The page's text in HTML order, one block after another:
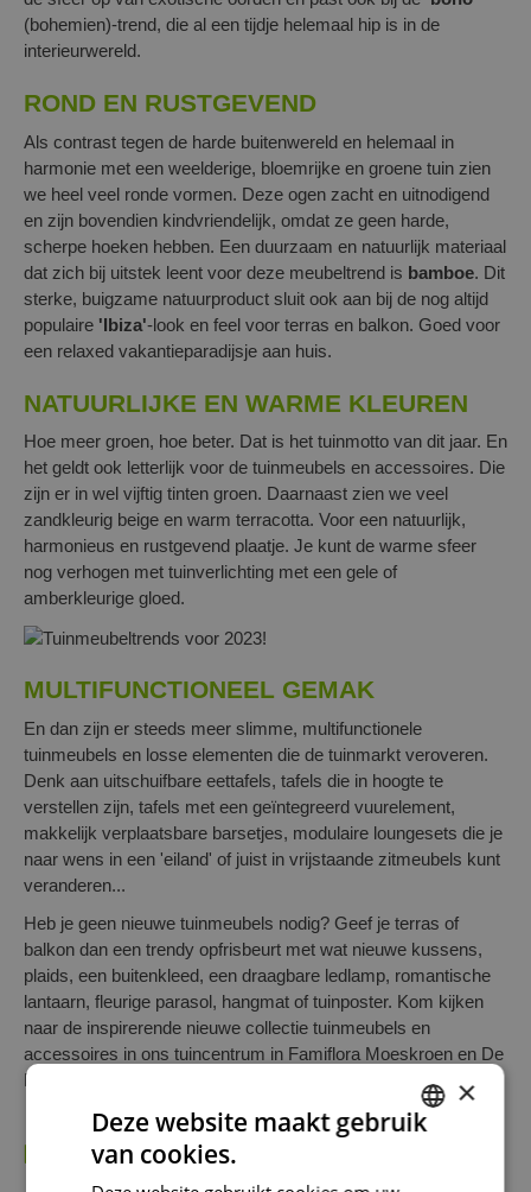
(bohemien)-trend, die al een tijdje helemaal hip is in de
interieurwereld.
ROND EN RUSTGEVEND
Als contrast tegen de harde buitenwereld en helemaal in
harmonie met een weelderige, bloemrijke en groene tuin zien
we heel veel ronde vormen. Deze ogen zacht en uitnodigend
en zijn bovendien kindvriendelijk, omdat ze geen harde,
scherpe hoeken hebben. Een duurzaam en natuurlijk materiaal
dat zich bij uitstek leent voor deze meubeltrend is bamboe. Dit
sterke, buigzame natuurproduct sluit ook aan bij de nog altijd
populaire 'Ibiza'-look en feel voor terras en balkon. Goed voor
een relaxed vakantieparadijsje aan huis.
NATUURLIJKE EN WARME KLEUREN
Hoe meer groen, hoe beter. Dat is het tuinmotto van dit jaar. En
het geldt ook letterlijk voor de tuinmeubels en accessoires. Die
zijn er in wel vijftig tinten groen. Daarnaast zien we veel
zandkleurig beige en warm terracotta. Voor een natuurlijk,
harmonieus en rustgevend plaatje. Je kunt de warme sfeer
nog verhogen met tuinverlichting met een gele of
amberkleurige gloed.
MULTIFUNCTIONEEL GEMAK
En dan zijn er steeds meer slimme, multifunctionele
tuinmeubels en losse elementen die de tuinmarkt veroveren.
Denk aan uitschuifbare eettafels, tafels die in hoogte te
verstellen zijn, tafels met een geïntegreerd vuurelement,
makkelijk verplaatsbare barsetjes, modulaire loungesets die je
naar wens in een 'eiland' of juist in vrijstaande zitmeubels kunt
veranderen...
Heb je geen nieuwe tuinmeubels nodig? Geef je terras of
balkon dan een trendy opfrisbeurt met wat nieuwe kussens,
plaids, een buitenkleed, een draagbare ledlamp, romantische
lantaarn, fleurige parasol, hangmat of tuinposter. Kom kijken
naar de inspirerende nieuwe collectie tuinmeubels en
accessoires in ons tuincentrum in Famiflora Moeskroen en De
Panne.
KIJK OOK EENS NAAR DE VOLGENDE BERICHTEN:
×
Deze website maakt gebruik
van cookies.